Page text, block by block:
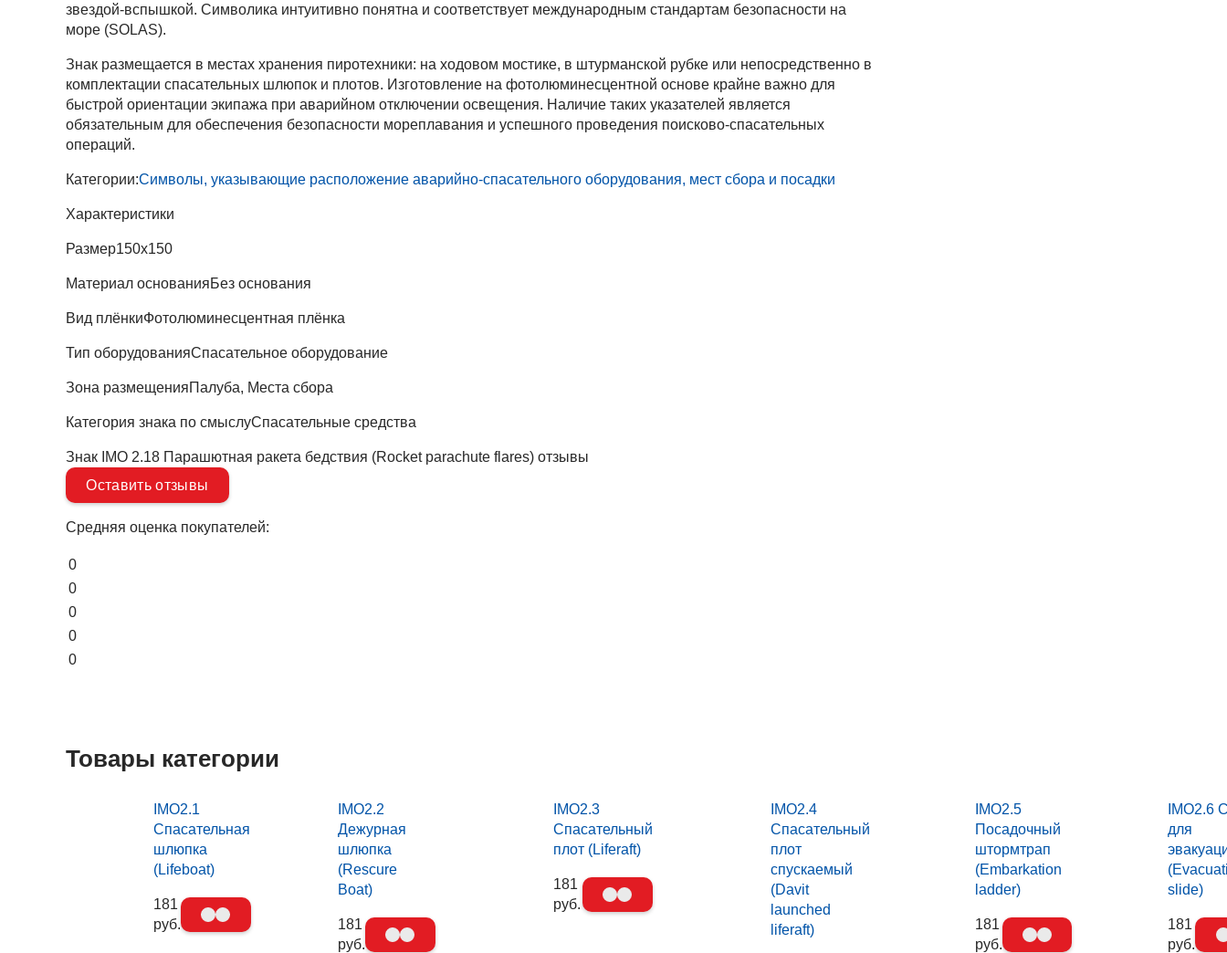
звездой-вспышкой. Символика интуитивно понятна и соответствует международным стандартам безопасности на
море (SOLAS).
Знак размещается в местах хранения пиротехники: на ходовом мостике, в штурманской рубке или непосредственно в
комплектации спасательных шлюпок и плотов. Изготовление на фотолюминесцентной основе крайне важно для
быстрой ориентации экипажа при аварийном отключении освещения. Наличие таких указателей является
обязательным для обеспечения безопасности мореплавания и успешного проведения поисково-спасательных
операций.
Категории:Символы, указывающие расположение аварийно-спасательного оборудования, мест сбора и посадки
Характеристики
Размер150х150
Материал основанияБез основания
Вид плёнкиФотолюминесцентная плёнка
Тип оборудованияСпасательное оборудование
Зона размещенияПалуба, Места сбора
Категория знака по смыслуСпасательные средства
Знак IMO 2.18 Парашютная ракета бедствия (Rocket parachute flares) отзывы
Оставить отзывы
Средняя оценка покупателей:
0
0
0
0
0
Товары категории
IMO2.1
Спасательная
шлюпка
(Lifeboat)
181
руб.
IMO2.2
Дежурная
шлюпка
(Rescure
Boat)
181
руб.
IMO2.3
Спасательный
плот (Liferaft)
181
руб.
IMO2.4
Спасательный
плот
спускаемый
(Davit
launched
liferaft)
IMO2.5
Посадочный
штормтрап
(Embarkation
ladder)
181
руб.
IMO2.6
для
slide)
181
руб.